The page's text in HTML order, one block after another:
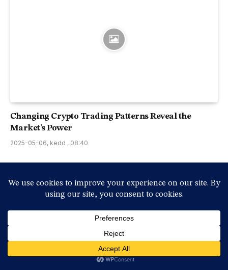
​Changing Crypto Trading Patterns Reveal the
Market’s Power
2025-05-06, kedd , 08:40
Economy News